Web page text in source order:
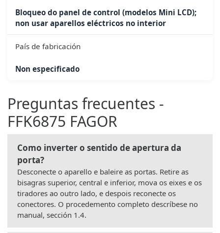
Bloqueo do panel de control (modelos Mini LCD);
non usar aparellos eléctricos no interior
País de fabricación
Non especificado
Preguntas frecuentes -
FFK6875 FAGOR
Como inverter o sentido de apertura da
porta?
Desconecte o aparello e baleire as portas. Retire as
bisagras superior, central e inferior, mova os eixes e os
tiradores ao outro lado, e despois reconecte os
conectores. O procedemento completo descríbese no
manual, sección 1.4.